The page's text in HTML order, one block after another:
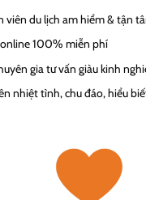
viên du lịch am hiểm & tận
100% miễn phí
gia tư vấn giàu kinh
nhiệt tình, chu đáo, hiểu